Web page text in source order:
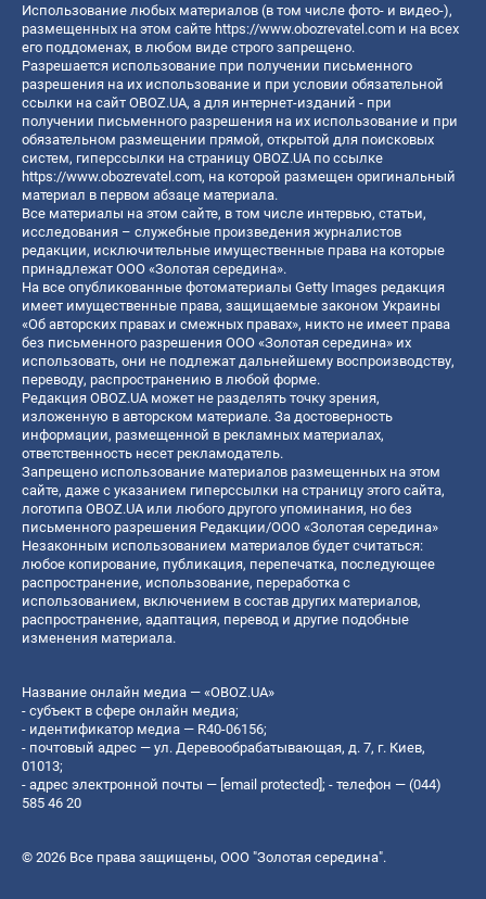
Использование любых материалов (в том числе фото- и видео-),
размещенных на этом сайте https://www.obozrevatel.com и на всех
его поддоменах, в любом виде строго запрещено.
Разрешается использование при получении письменного
разрешения на их использование и при условии обязательной
ссылки на сайт OBOZ.UA, а для интернет-изданий - при
получении письменного разрешения на их использование и при
обязательном размещении прямой, открытой для поисковых
систем, гиперссылки на страницу OBOZ.UA по ссылке
https://www.obozrevatel.com, на которой размещен оригинальный
материал в первом абзаце материала.
Все материалы на этом сайте, в том числе интервью, статьи,
исследования – служебные произведения журналистов
редакции, исключительные имущественные права на которые
принадлежат ООО «Золотая середина».
На все опубликованные фотоматериалы Getty Images редакция
имеет имущественные права, защищаемые законом Украины
«Об авторских правах и смежных правах», никто не имеет права
без письменного разрешения ООО «Золотая середина» их
использовать, они не подлежат дальнейшему воспроизводству,
переводу, распространению в любой форме.
Редакция OBOZ.UA может не разделять точку зрения,
изложенную в авторском материале. За достоверность
информации, размещенной в рекламных материалах,
ответственность несет рекламодатель.
Запрещено использование материалов размещенных на этом
сайте, даже с указанием гиперссылки на страницу этого сайта,
логотипа OBOZ.UA или любого другого упоминания, но без
письменного разрешения Редакции/ООО «Золотая середина»
Незаконным использованием материалов будет считаться:
любое копирование, публикация, перепечатка, последующее
распространение, использование, переработка с
использованием, включением в состав других материалов,
распространение, адаптация, перевод и другие подобные
изменения материала.
Название онлайн медиа — «OBOZ.UA»
- субъект в сфере онлайн медиа;
- идентификатор медиа — R40-06156;
- почтовый адрес — ул. Деревообрабатывающая, д. 7, г. Киев,
01013;
- адрес электронной почты — [email protected]; - телефон — (044)
585 46 20
© 2026 Все права защищены, ООО "Золотая середина".